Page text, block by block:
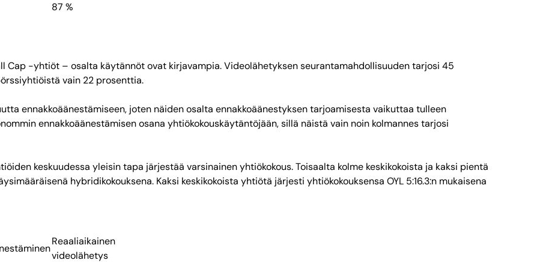
87 %
Cap -yhtiöt – osalta käytännöt ovat kirjavampia. Videolähetyksen seurantamahdollisuuden tarjosi 45
vain 22 prosenttia.
ennakkoäänestämiseen, joten näiden osalta ennakkoäänestyksen tarjoamisesta vaikuttaa tulleen
ennakkoäänestämisen osana yhtiökokouskäytäntöjään, sillä näistä vain noin kolmannes tarjosi
keskuudessa yleisin tapa järjestää varsinainen yhtiökokous. Toisaalta kolme keskikokoista ja kaksi pientä
hybridikokouksena. Kaksi keskikokoista yhtiötä järjesti yhtiökokouksensa OYL 5:16.3:n mukaisena
Reaaliaikainen
videolähetys